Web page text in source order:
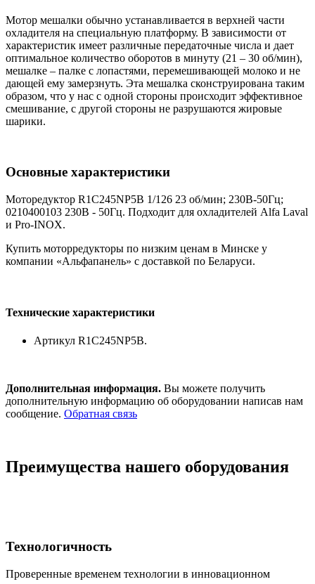
Мотор мешалки обычно устанавливается в верхней части
охладителя на специальную платформу. В зависимости от
характеристик имеет различные передаточные числа и дает
оптимальное количество оборотов в минуту (21 – 30 об/мин),
мешалке – палке с лопастями, перемешивающей молоко и не
дающей ему замерзнуть. Эта мешалка сконструирована таким
образом, что у нас с одной стороны происходит эффективное
смешивание, с другой стороны не разрушаются жировые
шарики.
Основные характеристики
Моторедуктор R1C245NP5B 1/126 23 об/мин; 230В-50Гц;
0210400103 230В - 50Гц. Подходит для охладителей Alfa Laval
и Pro-INOX.
Купить моторредукторы по низким ценам в Минске у
компании «Альфапанель» с доставкой по Беларуси.
Технические характеристики
Артикул R1C245NP5B.
Дополнительная информация. Вы можете получить
дополнительную информацию об оборудовании написав нам
сообщение. Обратная связь
Преимущества нашего оборудования
Технологичность
Проверенные временем технологии в инновационном